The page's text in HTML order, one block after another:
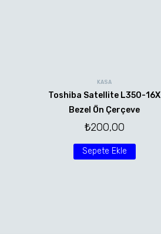
KASA
Toshiba Satellite L350-16X
Bezel Ön Çerçeve
₺200,00
Sepete Ekle